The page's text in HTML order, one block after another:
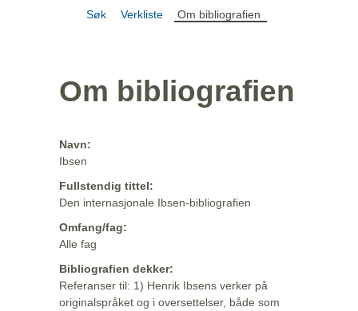
Søk Verkliste Om bibliografien
Om bibliografien
Navn:
Ibsen
Fullstendig tittel:
Den internasjonale Ibsen-bibliografien
Omfang/fag:
Alle fag
Bibliografien dekker:
Referanser til: 1) Henrik Ibsens verker på
originalspråket og i oversettelser, både som